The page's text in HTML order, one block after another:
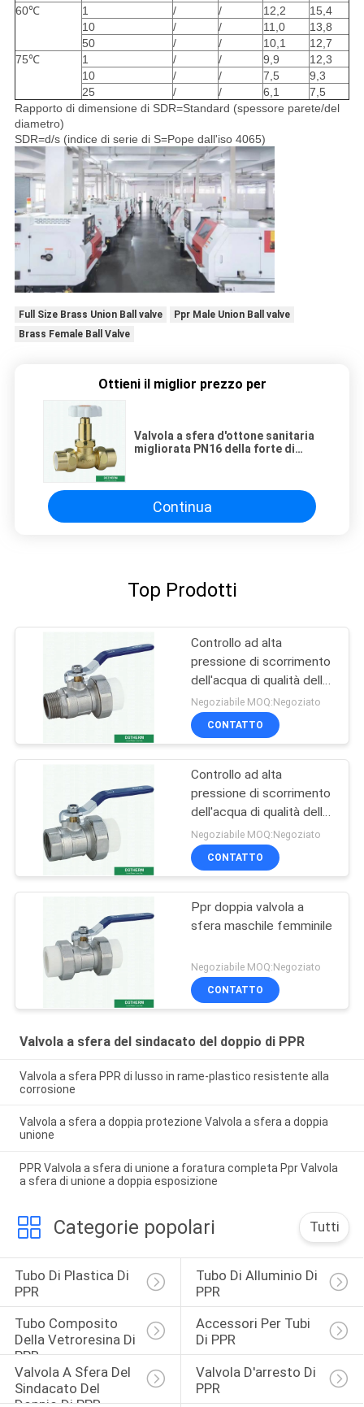
60℃
1 / / 12,2
15,4
10
/ / 11,0
13,8
50
/ / 10,1
12,7
75℃
1 / / 9,9
12,3
10
/ / 7,5
9,3
25
/ / 6,1
7,5
Rapporto di dimensione di SDR=Standard (spessore parete/del
diametro)
SDR=d/s (indice di serie di S=Pope dall'iso 4065)
Full Size Brass Union Ball valve
Ppr Male Union Ball valve
Brass Female Ball Valve
Ottieni il miglior prezzo per
Valvola a sfera d'ottone sanitaria
migliorata PN16 della forte di
Continua
Top Prodotti
Controllo ad alta
pressione di scorrimento
dell'acqua di qualità della
valvola a sfera maschio
del sindacato di Ppr
forte
Negoziabile MOQ:Negoziato
CONTATTO
Controllo ad alta
pressione di scorrimento
dell'acqua di qualità della
valvola a sfera femminile
d'ottone del sindacato
forte
Negoziabile MOQ:Negoziato
CONTATTO
Ppr doppia valvola a
sfera maschile femminile
Negoziabile MOQ:Negoziato
CONTATTO
Valvola a sfera del sindacato del doppio di PPR
Valvola a sfera PPR di lusso in rame-plastico resistente alla
corrosione
Valvola a sfera a doppia protezione Valvola a sfera a doppia
unione
PPR Valvola a sfera di unione a foratura completa Ppr Valvola
a sfera di unione a doppia esposizione
Categorie popolari Tutti
Tubo Di Plastica Di
PPR
Tubo Di Alluminio Di
PPR
Tubo Composito
Della Vetroresina Di
PPR
Accessori Per Tubi
Di PPR
Valvola A Sfera Del
Sindacato Del
Valvola D'arresto Di
PPR